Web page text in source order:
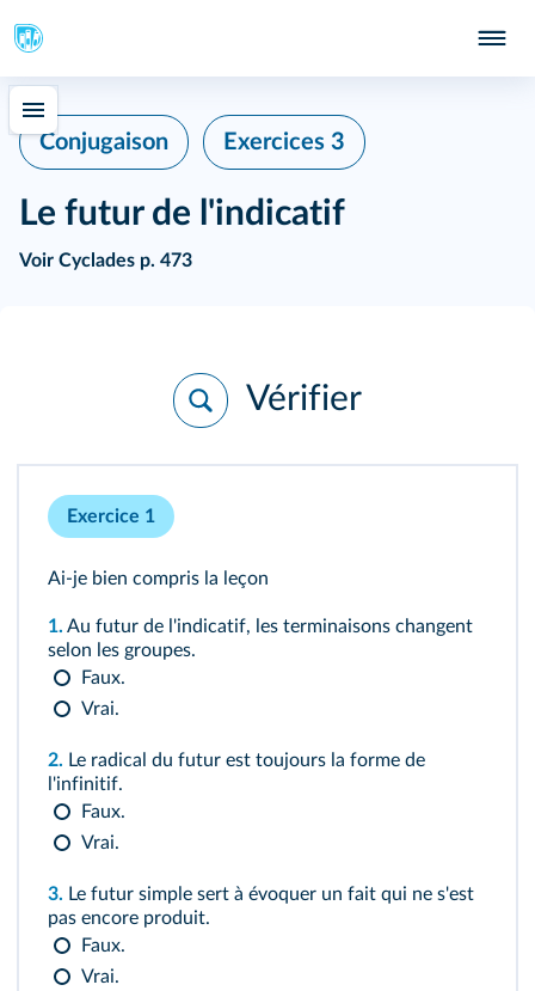
Conjugaison Exercices 3
Le futur de l'indicatif
Voir Cyclades p. 473
Vérifier
Exercice 1
Ai-je bien compris la leçon
1. Au futur de l'indicatif, les terminaisons changent
selon les groupes.
Faux.
Vrai.
2. Le radical du futur est toujours la forme de
l'infinitif.
Faux.
Vrai.
3. Le futur simple sert à évoquer un fait qui ne s'est
pas encore produit.
Faux.
Vrai.